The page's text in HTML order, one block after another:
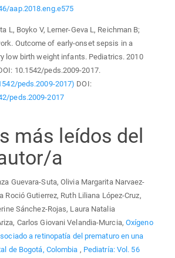
aap.2018.eng.e575
L, Boyko V, Lerner-Geva L, Reichman B;
Outcome of early-onset sepsis in a
low birth weight infants. Pediatrics. 2010
10.1542/peds.2009-2017.
peds.2009-2017) DOI:
peds.2009-2017
más leídos del
a
Guevara-Suta, Olivia Margarita Narvaez-
Roció Gutierrez, Ruth Liliana López-Cruz,
Sánchez-Rojas, Laura Natalia
Carlos Giovani Velandia-Murcia, Oxígeno
a retinopatía del prematuro en una
de Bogotá, Colombia , Pediatría: Vol. 56